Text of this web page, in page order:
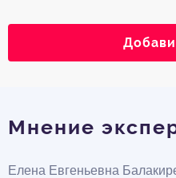
Мнение
Елена Евгеньевна